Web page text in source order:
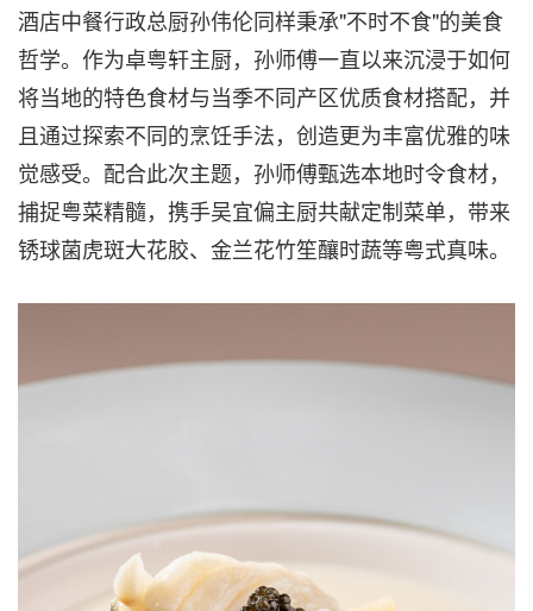
酒店中餐行政总厨孙伟伦同样秉承"不时不食"的美食
哲学。作为卓粤轩主厨，孙师傅一直以来沉浸于如何
将当地的特色食材与当季不同产区优质食材搭配，并
且通过探索不同的烹饪手法，创造更为丰富优雅的味
觉感受。配合此次主题，孙师傅甄选本地时令食材，
捕捉粤菜精髓，携手吴宜偏主厨共献定制菜单，带来
锈球菌虎斑大花胶、金兰花竹笙釀时蔬等粤式真味。